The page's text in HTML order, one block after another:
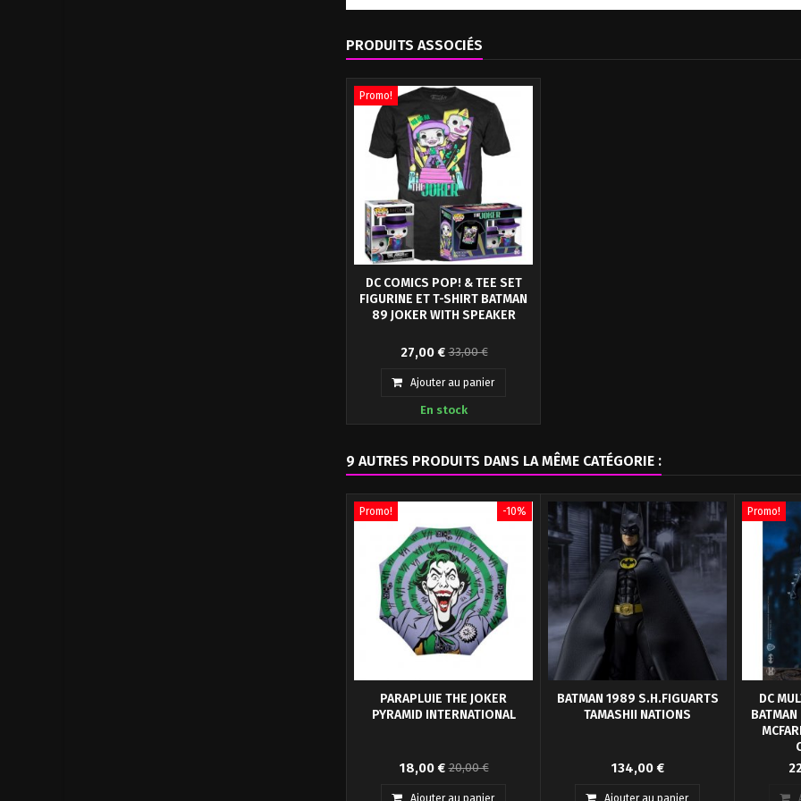
PRODUITS ASSOCIÉS
Promo!
DC COMICS POP! & TEE SET
FIGURINE ET T-SHIRT BATMAN
89 JOKER WITH SPEAKER
Funko sort une box originale avec
le Joker en pop + un T-shirt , haute
qualité sous licence officielle, en
27,00 € 33,00 €
Ajouter au panier
En stock
9 AUTRES PRODUITS DANS LA MÊME CATÉGORIE :
Promo!
PARAPLUIE THE JOKER
PYRAMID INTERNATIONAL
Parapluie pliable de bonne qualité
18,00 € 20,00 €
-10%
Ajouter au panier
BATMAN 1989 S.H.FIGUARTS
TAMASHII NATIONS
Voici enfin Batman en
S.H.Figuarts tiré du film culte de
1989 par Tim...
134,00 €
Ajouter au panier
Promo!
DC
Figurine